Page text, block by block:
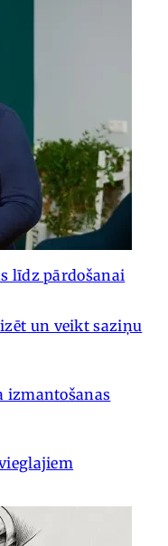
līdz pārdošanai
un veikt saziņu
izmantošanas